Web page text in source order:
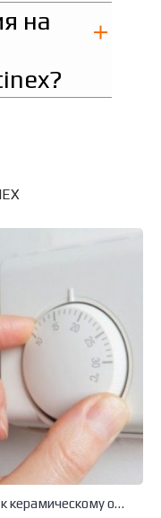
на
Как подключить терморегулятор к керамическому обогревателю